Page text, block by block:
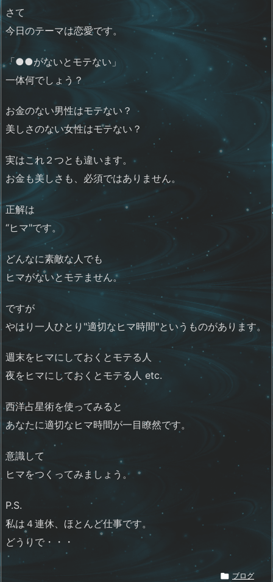
さて
今日のテーマは恋愛です。
「●●がないとモテない」
一体何でしょう？
お金のない男性はモテない？
美しさのない女性はモテない？
実はこれ２つとも違います。
お金も美しさも、必須ではありません。
正解は
“ヒマ"です。
どんなに素敵な人でも
ヒマがないとモテません。
ですが
やはり一人ひとり"適切なヒマ時間"というものがあります。
週末をヒマにしておくとモテる人
夜をヒマにしておくとモテる人 etc.
西洋占星術を使ってみると
あなたに適切なヒマ時間が一目瞭然です。
意識して
ヒマをつくってみましょう。
P.S.
私は４連休、ほとんど仕事です。
どうりで・・・
 ブログ